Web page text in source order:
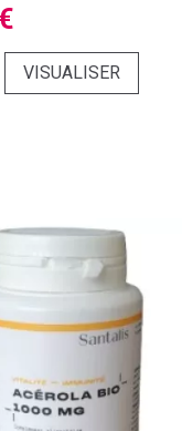
VISUALISER